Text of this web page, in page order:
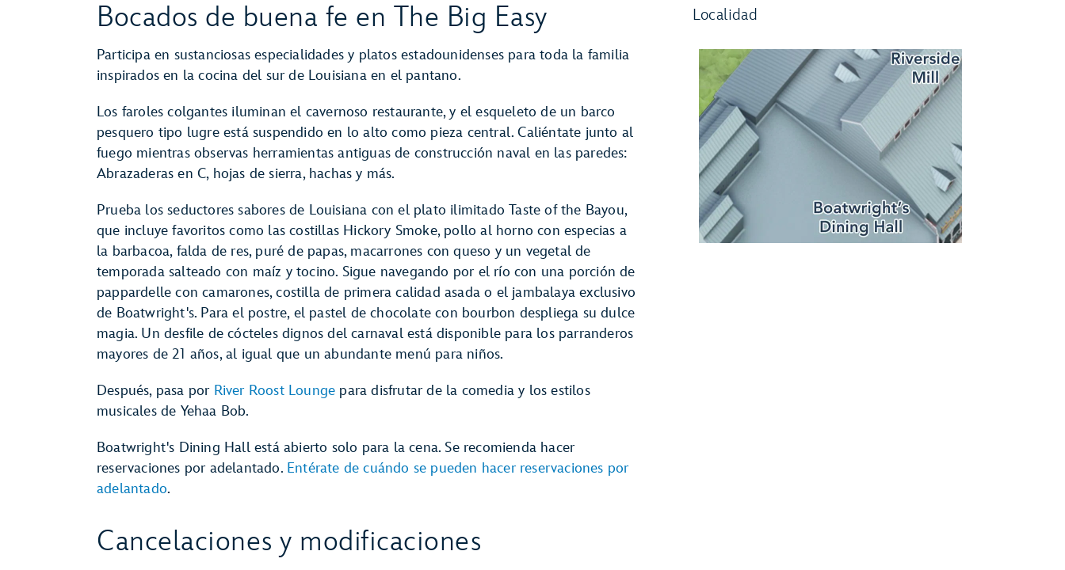
Bocados de buena fe en The Big Easy
Participa en sustanciosas especialidades y platos estadounidenses para toda la familia
inspirados en la cocina del sur de Louisiana en el pantano.
Los faroles colgantes iluminan el cavernoso restaurante, y el esqueleto de un barco
pesquero tipo lugre está suspendido en lo alto como pieza central. Caliéntate junto al
fuego mientras observas herramientas antiguas de construcción naval en las paredes:
Abrazaderas en C, hojas de sierra, hachas y más.
Prueba los seductores sabores de Louisiana con el plato ilimitado Taste of the Bayou,
que incluye favoritos como las costillas Hickory Smoke, pollo al horno con especias a
la barbacoa, falda de res, puré de papas, macarrones con queso y un vegetal de
temporada salteado con maíz y tocino. Sigue navegando por el río con una porción de
pappardelle con camarones, costilla de primera calidad asada o el jambalaya exclusivo
de Boatwright's. Para el postre, el pastel de chocolate con bourbon despliega su dulce
magia. Un desfile de cócteles dignos del carnaval está disponible para los parranderos
mayores de 21 años, al igual que un abundante menú para niños.
Después, pasa por River Roost Lounge para disfrutar de la comedia y los estilos
musicales de Yehaa Bob.
Boatwright's Dining Hall está abierto solo para la cena. Se recomienda hacer
reservaciones por adelantado. Entérate de cuándo se pueden hacer reservaciones por
adelantado.
Cancelaciones y modificaciones
Localidad